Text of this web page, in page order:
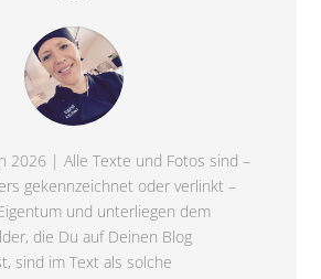
2026 | Alle Texte und Fotos sind –
gekennzeichnet oder verlinkt –
und unterliegen dem
die Du auf Deinen Blog
sind im Text als solche